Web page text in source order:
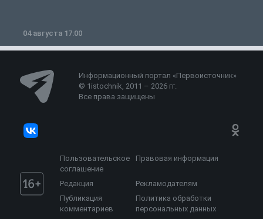
04 августа 17:00
Информационный портал «Первоисточник»
© 1istochnik, 2011 – 2026 гг.
Все права защищены
Пользовательское
соглашение
Правовая информация
Редакция
Рекламодателям
Публикация
комментариев
Политика обработки
персональных данных